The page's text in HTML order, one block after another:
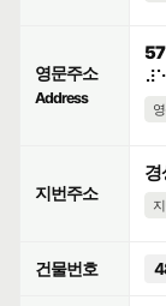
영문주소
Address
지번주소
경
건물번호